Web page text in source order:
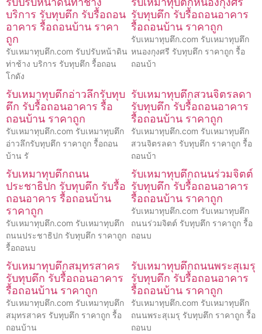
บริการ รับทุบตึก รับรื้อถอน
อาคาร รื้อถอนบ้าน ราคา
ถูก
รับเหมาทุบตึก.com รับปรับหน้าดิน
ท่าช้าง บริการ รับทุบตึก รื้อถอน
โกดัง
รับทุบตึก รับรื้อถอนอาคาร
รื้อถอนบ้าน ราคาถูก
รับเหมาทุบตึก.com รับเหมาทุบตึก
หนองกุงศรี รับทุบตึก ราคาถูก รื้อ
ถอนบ้า
รับเหมาทุบตึกอ่าวลึกรับทุบ
ตึก รับรื้อถอนอาคาร รื้อ
ถอนบ้าน ราคาถูก
รับเหมาทุบตึก.com รับเหมาทุบตึก
อ่าวลึกรับทุบตึก ราคาถูก รื้อถอน
บ้าน รั
รับเหมาทุบตึกสวนจิตรลดา
รับทุบตึก รับรื้อถอนอาคาร
รื้อถอนบ้าน ราคาถูก
รับเหมาทุบตึก.com รับเหมาทุบตึก
สวนจิตรลดา รับทุบตึก ราคาถูก รื้อ
ถอนบ้า
รับเหมาทุบตึกถนน
ประชาธิปก รับทุบตึก รับรื้อ
ถอนอาคาร รื้อถอนบ้าน
ราคาถูก
รับเหมาทุบตึก.com รับเหมาทุบตึก
ถนนประชาธิปก รับทุบตึก ราคาถูก
รื้อถอนบ
รับเหมาทุบตึกถนนร่วมจิตต์
รับทุบตึก รับรื้อถอนอาคาร
รื้อถอนบ้าน ราคาถูก
รับเหมาทุบตึก.com รับเหมาทุบตึก
ถนนร่วมจิตต์ รับทุบตึก ราคาถูก รื้อ
ถอนบ
รับเหมาทุบตึกสมุทรสาคร
รับทุบตึก รับรื้อถอนอาคาร
รื้อถอนบ้าน ราคาถูก
รับเหมาทุบตึก.com รับเหมาทุบตึก
สมุทรสาคร รับทุบตึก ราคาถูก รื้อ
ถอนบ้าน
รับเหมาทุบตึกถนนพระสุเมรุ
รับทุบตึก รับรื้อถอนอาคาร
รื้อถอนบ้าน ราคาถูก
รับเหมาทุบตึก.com รับเหมาทุบตึก
ถนนพระสุเมรุ รับทุบตึก ราคาถูก รื้อ
ถอนบ